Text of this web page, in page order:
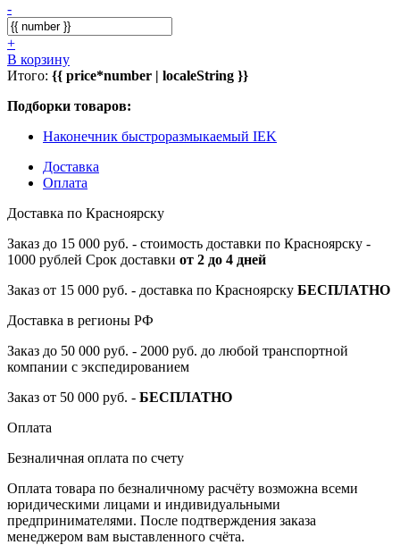
-
+
В корзину
Итого: {{ price*number | localeString }}
Подборки товаров:
Наконечник быстроразмыкаемый IEK
Доставка
Оплата
Доставка по Красноярску
Заказ до 15 000 руб. - стоимость доставки по Красноярску -
1000 рублей Срок доставки от 2 до 4 дней
Заказ от 15 000 руб. - доставка по Красноярску БЕСПЛАТНО
Доставка в регионы РФ
Заказ до 50 000 руб. - 2000 руб. до любой транспортной
компании с экспедированием
Заказ от 50 000 руб. - БЕСПЛАТНО
Оплата
Безналичная оплата по счету
Оплата товара по безналичному расчёту возможна всеми
юридическими лицами и индивидуальными
предпринимателями. После подтверждения заказа
менеджером вам выставленного счёта.